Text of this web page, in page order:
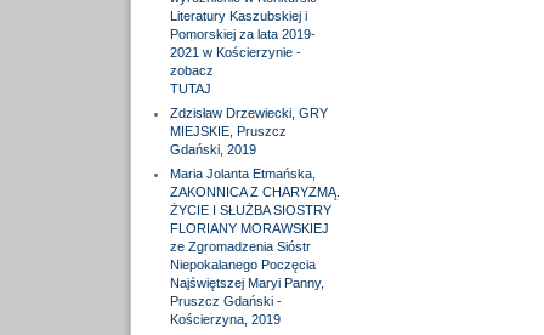
Literatury Kaszubskiej i
Pomorskiej za lata 2019-
2021 w Kościerzynie -
zobacz
TUTAJ
Zdzisław Drzewiecki, GRY
MIEJSKIE, Pruszcz
Gdański, 2019
Maria Jolanta Etmańska,
ZAKONNICA Z CHARYZMĄ.
ŻYCIE I SŁUŻBA SIOSTRY
FLORIANY MORAWSKIEJ
ze Zgromadzenia Sióstr
Niepokalanego Poczęcia
Najświętszej Maryi Panny,
Pruszcz Gdański -
Kościerzyna, 2019